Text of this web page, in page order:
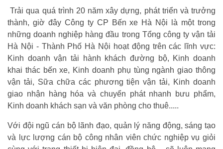
Trải qua quá trình 20 năm xây dựng, phát triển và trưởng
thành, giờ đây Công ty CP Bến xe Hà Nội là một trong
những doanh nghiệp hàng đầu trong Tổng công ty vận tải
Hà Nội - Thành Phố Hà Nội hoạt động trên các lĩnh vực:
Kinh doanh vận tải hành khách đường bộ, Kinh doanh
khai thác bến xe, Kinh doanh phụ tùng ngành giao thông
vận tải, Sữa chữa các phương tiện vận tải, Kinh doanh
giao nhận hàng hóa và chuyển phát nhanh bưu phẩm,
Kinh doanh khách sạn và văn phòng cho thuê.....
Với đội ngũ cán bộ lãnh đạo, quản lý năng động, sáng tạo
và lực lượng cán bộ công nhân viên chức nghiệp vụ giỏi